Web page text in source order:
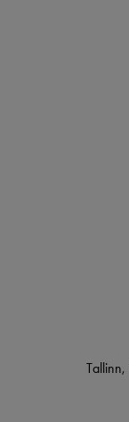
Tallinn,